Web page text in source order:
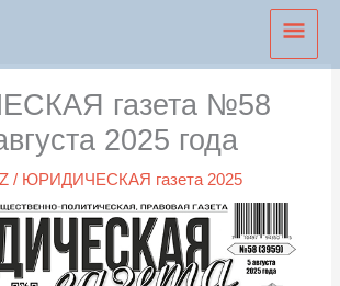
газета №58
2025 года
/ ЮРИДИЧЕСКАЯ газета 2025